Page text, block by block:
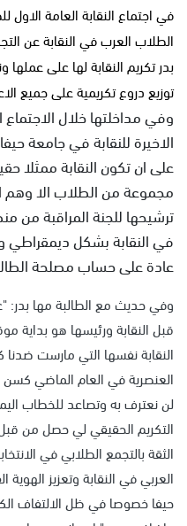
في اجتماع النقابة العامة
الطلاب العرب في النقابة عن
بدر تكريم النقابة لها على
توزيع دروع تكريمية على جميع
وفي مداخلتها خلال
الاخيرة للنقابة في جامعة
على ان تكون النقابة ممثلا
مجموعة من الطلاب الا
ترشيحها للجنة المراقبة من
في النقابة بشكل ديمقراطي
عادة على حساب مصلحة
وفي حديث مع الطالبة مها بدر:
قبل النقابة ورئيسها هو بداية
النقابة نفسها التي مارست
العنصرية في العام الماضي كسن
لن نعترف به وتصاعد للخطاب
التكريم الحقيقي لي حصل من
الثقة بالتجمع الطلابي في
العربي في النقابة وتعزيز
حيفا خصوصا في ظل الالتفاف